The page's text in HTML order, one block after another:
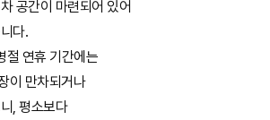
공간이 마련되어 있어
다.
절 연휴 기간에는
이 만차되거나
, 평소보다